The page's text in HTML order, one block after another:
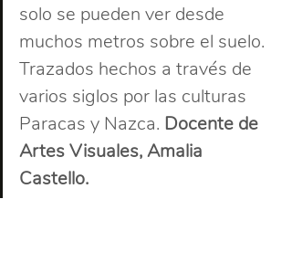
solo se pueden ver desde
muchos metros sobre el suelo.
Trazados hechos a través de
varios siglos por las culturas
Paracas y Nazca. Docente de
Artes Visuales, Amalia
Castello.